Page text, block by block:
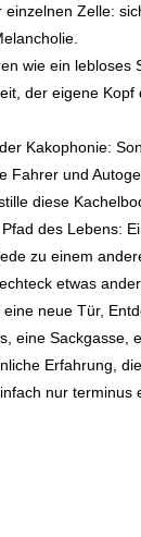
einzelnen Zelle:
wie ein lebloses
der eigene Kopf
Kakophonie:
Fahrer und
diese
des Lebens:
zu einem
etwas
neue Tür,
eine Sackgasse,
Erfahrung,
nur terminus